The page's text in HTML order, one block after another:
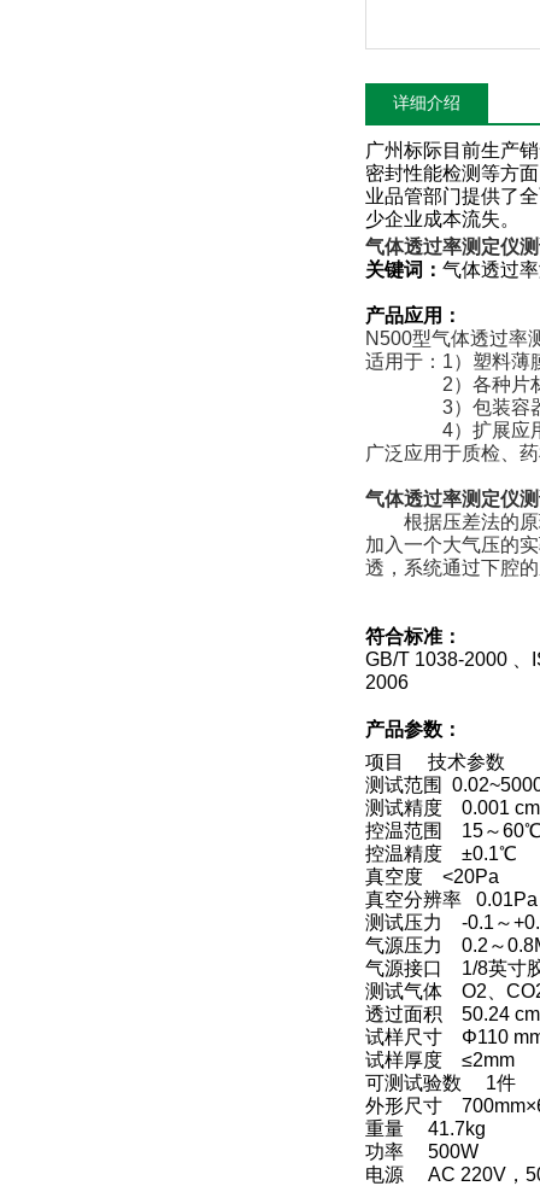
详细介绍
广州标际目前生产
密封性能检测等方
业品管部门提供了
少企业成本流失。
气体透过率测定仪
关键词： 气体透过
产品应用：
N500型气体透过率
适用于：1）塑料薄
2）各种片
3）包装容
4）扩展应
广泛应用于质检、
气体透过率测定仪
根据压差法的
加入一个大气压的
透，系统通过下腔
符合标准：
GB/T 1038-2000
2006
产品参数：
项目 技术参数
测试范围
测试精度 0.001
控温范围 15～
控温精度 ±0.1℃
真空度 <20Pa
真空分辨率
测试压力 -0.1～
气源压力 0.2～
气源接口 1/8英
测试气体 O2、
透过面积 50.24
试样尺寸 Φ110
试样厚度 ≤2mm
可测试验数 1件
外形尺寸
重量 41.7kg
功率 500W
电源 AC 220V，